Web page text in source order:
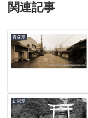
関連記事
青森県
新潟県